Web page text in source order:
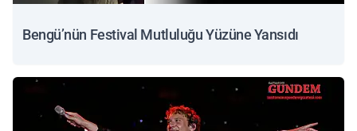
Bengü’nün Festival Mutluluğu Yüzüne Yansıdı